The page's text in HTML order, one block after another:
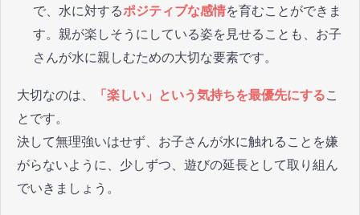
で、水に対するポジティブな感情を育むことができま
す。親が楽しそうにしている姿を見せることも、お子
さんが水に親しむための大切な要素です。
大切なのは、 「楽しい」という気持ちを最優先にするこ
とです。
決して無理強いはせず、お子さんが水に触れることを嫌
がらないように、少しずつ、遊びの延長として取り組ん
でいきましょう。